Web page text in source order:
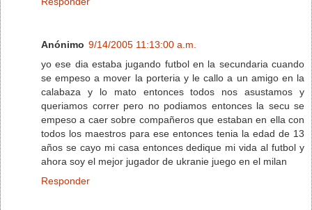
Anónimo 9/14/2005 11:13:00 a.m.
yo ese dia estaba jugando futbol en la secundaria cuando
se empeso a mover la porteria y le callo a un amigo en la
calabaza y lo mato entonces todos nos asustamos y
queriamos correr pero no podiamos entonces la secu se
empeso a caer sobre compañeros que estaban en ella con
todos los maestros para ese entonces tenia la edad de 13
años se cayo mi casa entonces dedique mi vida al futbol y
ahora soy el mejor jugador de ukranie juego en el milan
Responder